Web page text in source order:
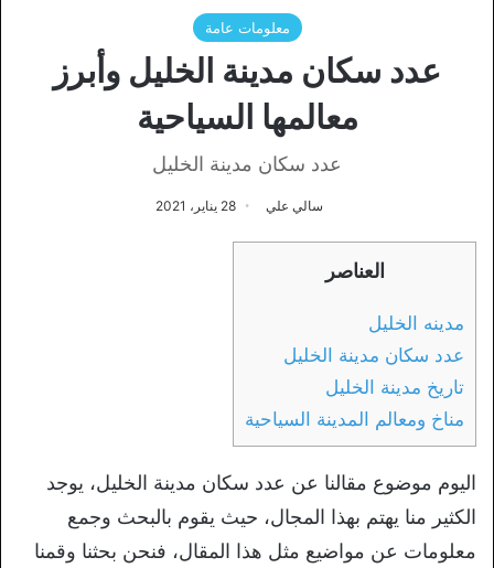
معلومات عامة
عدد سكان مدينة الخليل وأبرز
معالمها السياحية
عدد سكان مدينة الخليل
سالي علي 28 يناير، 2021
العناصر
مدينه الخليل
عدد سكان مدينة الخليل
تاريخ مدينة الخليل
مناخ ومعالم المدينة السياحية
اليوم موضوع مقالنا عن عدد سكان مدينة الخليل، يوجد
الكثير منا يهتم بهذا المجال، حيث يقوم بالبحث وجمع
معلومات عن مواضيع مثل هذا المقال، فنحن بحثنا وقمنا